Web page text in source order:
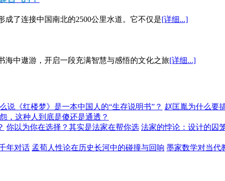
了连接中国南北的2500公里水道。它不仅是[详细...]
中遨游，开启一段充满智慧与感悟的文化之旅[详细...]
说《红楼梦》是一本中国人的“生存说明书”？ 赵匡胤为什么要
，这种人到底是傻还是通透？
你以为你在选择？其实是法家在帮你选 法家的悖论：设计的囚
年对话 孟荀人性论在历史长河中的碰撞与回响 墨家数学对当代